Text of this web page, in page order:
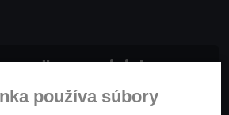
odber noviniek
Zaregistrujte sa na odber
používa súbory